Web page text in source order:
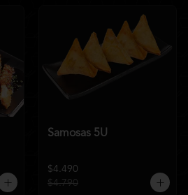
Samosas 5U
$4.490
$4.790